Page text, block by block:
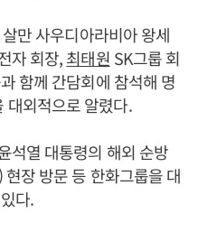
만 사우디아라비아 왕세
자 회장,최태원 SK그룹 회
함께 간담회에 참석해 명
대외적으로 알렸다.
석열 대통령의 해외 순방
장 방문 등 한화그룹을 대
다.